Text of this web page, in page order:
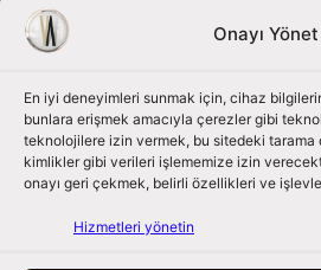
Onayı Yönet
En iyi deneyimleri sunmak için, cihaz
bunlara erişmek amacıyla çerezler gibi
teknolojilere izin vermek, bu sitedeki tarama
kimlikler gibi verileri işlememize izin
onayı geri çekmek, belirli özellikleri ve
Hizmetleri yönetin
Bizimle iletişime geçin: info@nouvart.net
Bizi Takip